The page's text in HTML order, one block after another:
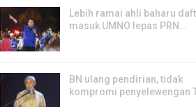
Lebih ramai ahli baharu
masuk UMNO lepas PRN…
BN ulang pendirian, tidak
kompromi penyelewengan